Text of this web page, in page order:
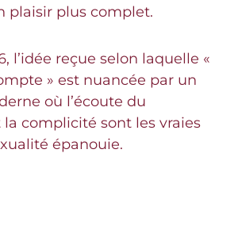
plaisir plus complet.
l’idée reçue selon laquelle «
» est nuancée par un
où l’écoute du
complicité sont les vraies
épanouie.